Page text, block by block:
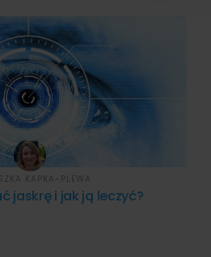
jaskrę i jak ją leczyć?
KAPKA-PLEWA